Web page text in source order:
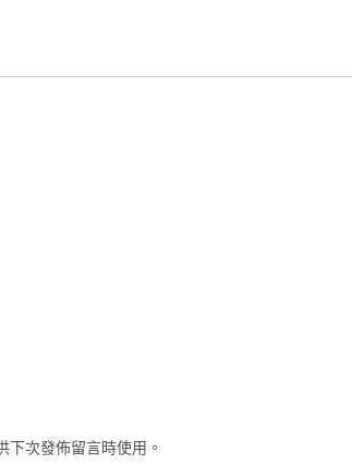
次發佈留言時使用。